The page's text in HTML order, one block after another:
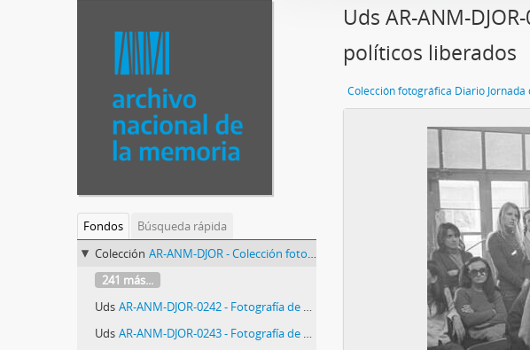
Fondos
Búsqueda rápida
Colección AR-ANM-DJOR - Colección fotográfica Diario Jornada de Chubut
241 más...
Uds AR-ANM-DJOR-0242 - Fotografía de conferencia de prensa de presos políticos liberados
Uds AR-ANM-DJOR-0243 - Fotografía de conferencia de prensa de presos políticos liberados
Uds AR-ANM-
políticos liberados